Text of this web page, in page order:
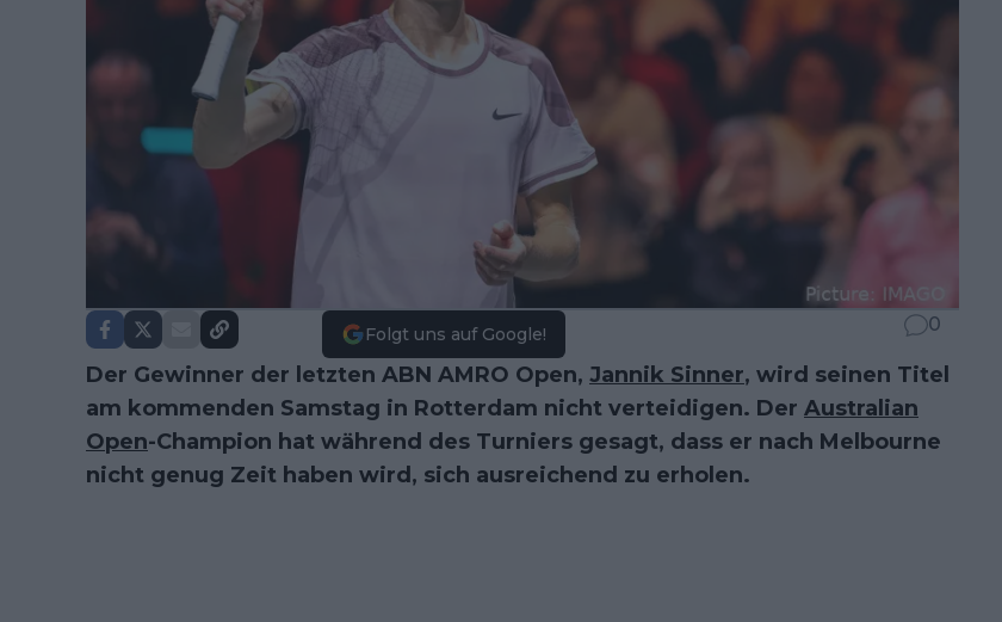
Folgt uns auf Google! 0
Der Gewinner der letzten ABN AMRO Open, Jannik Sinner, wird seinen Titel
am kommenden Samstag in Rotterdam nicht verteidigen. Der Australian
Open-Champion hat während des Turniers gesagt, dass er nach Melbourne
nicht genug Zeit haben wird, sich ausreichend zu erholen.